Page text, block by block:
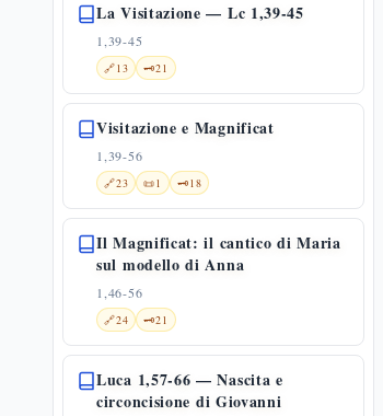
La Visitazione — Lc 1,39-45
1,39-45
🔗13 🗝️21
Visitazione e Magnificat
1,39-56
🔗23 📜1 🗝️18
Il Magnificat: il cantico di Maria
sul modello di Anna
1,46-56
🔗24 🗝️21
Luca 1,57-66 — Nascita e
circoncisione di Giovanni